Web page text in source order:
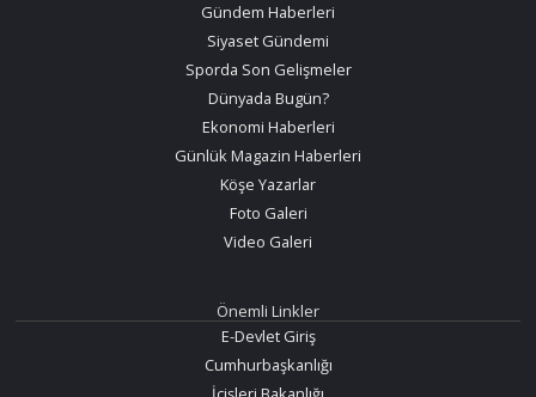
Gündem Haberleri
Siyaset Gündemi
Sporda Son Gelişmeler
Dünyada Bugün?
Ekonomi Haberleri
Günlük Magazin Haberleri
Köşe Yazarlar
Foto Galeri
Video Galeri
Önemli Linkler
E-Devlet Giriş
Cumhurbaşkanlığı